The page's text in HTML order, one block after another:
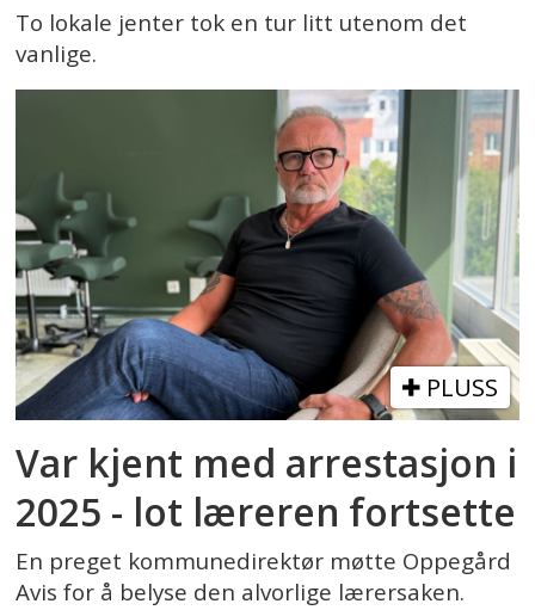
To lokale jenter tok en tur litt utenom det
vanlige.
PLUSS
Var kjent med arrestasjon i
2025 - lot læreren fortsette
En preget kommunedirektør møtte Oppegård
Avis for å belyse den alvorlige lærersaken.